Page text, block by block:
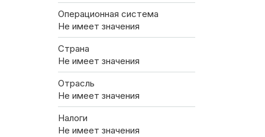
Операционная система
Не имеет значения
Страна
Не имеет значения
Отрасль
Не имеет значения
Налоги
Не имеет значения